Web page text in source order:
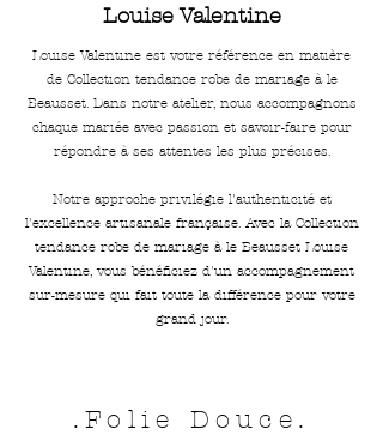
Louise Valentine
Louise Valentine est votre référence en matière
de Collection tendance robe de mariage à le
Beausset. Dans notre atelier, nous accompagnons
chaque mariée avec passion et savoir-faire pour
répondre à ses attentes les plus précises.
Notre approche privilégie l'authenticité et
l'excellence artisanale française. Avec la Collection
tendance robe de mariage à le Beausset Louise
Valentine, vous bénéficiez d'un accompagnement
sur-mesure qui fait toute la différence pour votre
grand jour.
.Folie Douce.